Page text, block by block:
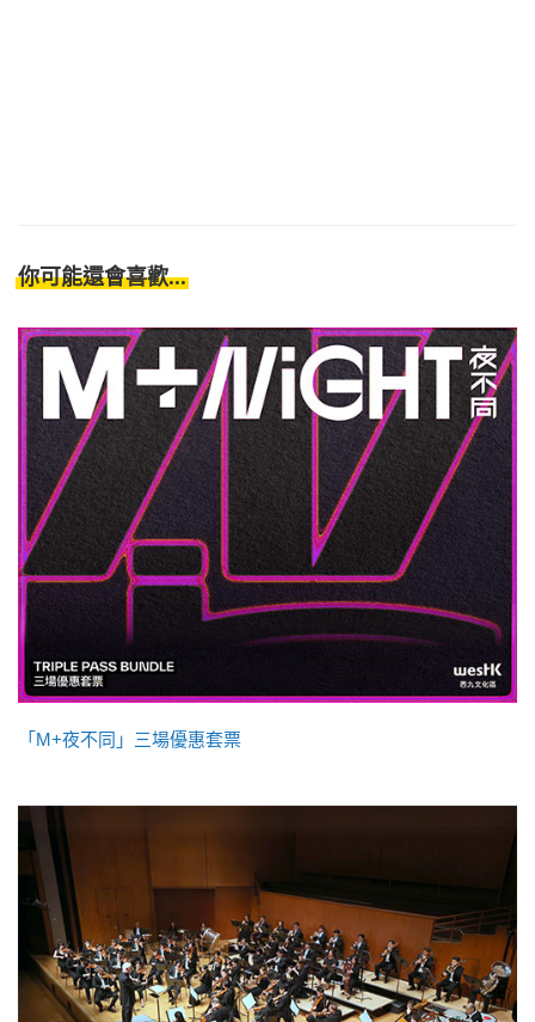
你可能還會喜歡...
「M+夜不同」三場優惠套票